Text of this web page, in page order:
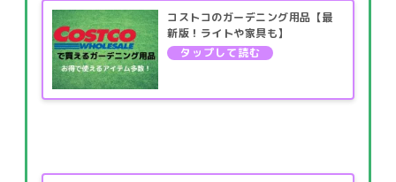
コストコのガーデニング用品【最
新版！ライトや家具も】